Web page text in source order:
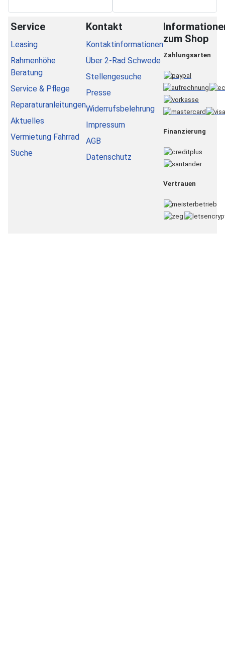
Service
Leasing
Rahmenhöhe
Beratung
Service & Pflege
Reparaturanleitungen
Aktuelles
Vermietung Fahrrad
Suche
Kontakt
Kontaktinformationen
Über 2-Rad Schwede
Stellengesuche
Presse
Widerrufsbelehrung
Impressum
AGB
Datenschutz
zum Shop
Zahlungsarten
Finanzierung
Vertrauen